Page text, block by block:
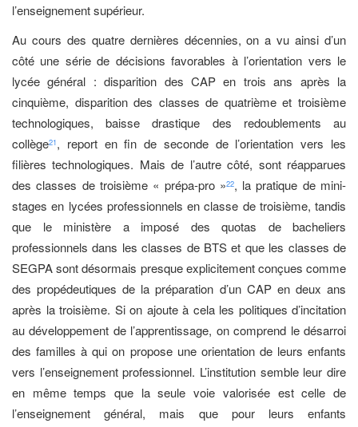
l’enseignement supérieur.
Au cours des quatre dernières décennies, on a vu ainsi d’un
côté une série de décisions favorables à l’orientation vers le
lycée général : disparition des CAP en trois ans après la
cinquième, disparition des classes de quatrième et troisième
technologiques, baisse drastique des redoublements au
collège21, report en fin de seconde de l’orientation vers les
filières technologiques. Mais de l’autre côté, sont réapparues
des classes de troisième « prépa-pro »22, la pratique de mini-
stages en lycées professionnels en classe de troisième, tandis
que le ministère a imposé des quotas de bacheliers
professionnels dans les classes de BTS et que les classes de
SEGPA sont désormais presque explicitement conçues comme
des propédeutiques de la préparation d’un CAP en deux ans
après la troisième. Si on ajoute à cela les politiques d’incitation
au développement de l’apprentissage, on comprend le désarroi
des familles à qui on propose une orientation de leurs enfants
vers l’enseignement professionnel. L’institution semble leur dire
en même temps que la seule voie valorisée est celle de
l’enseignement général, mais que pour leurs enfants